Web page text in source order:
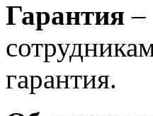
Гарантия –
гарантия.